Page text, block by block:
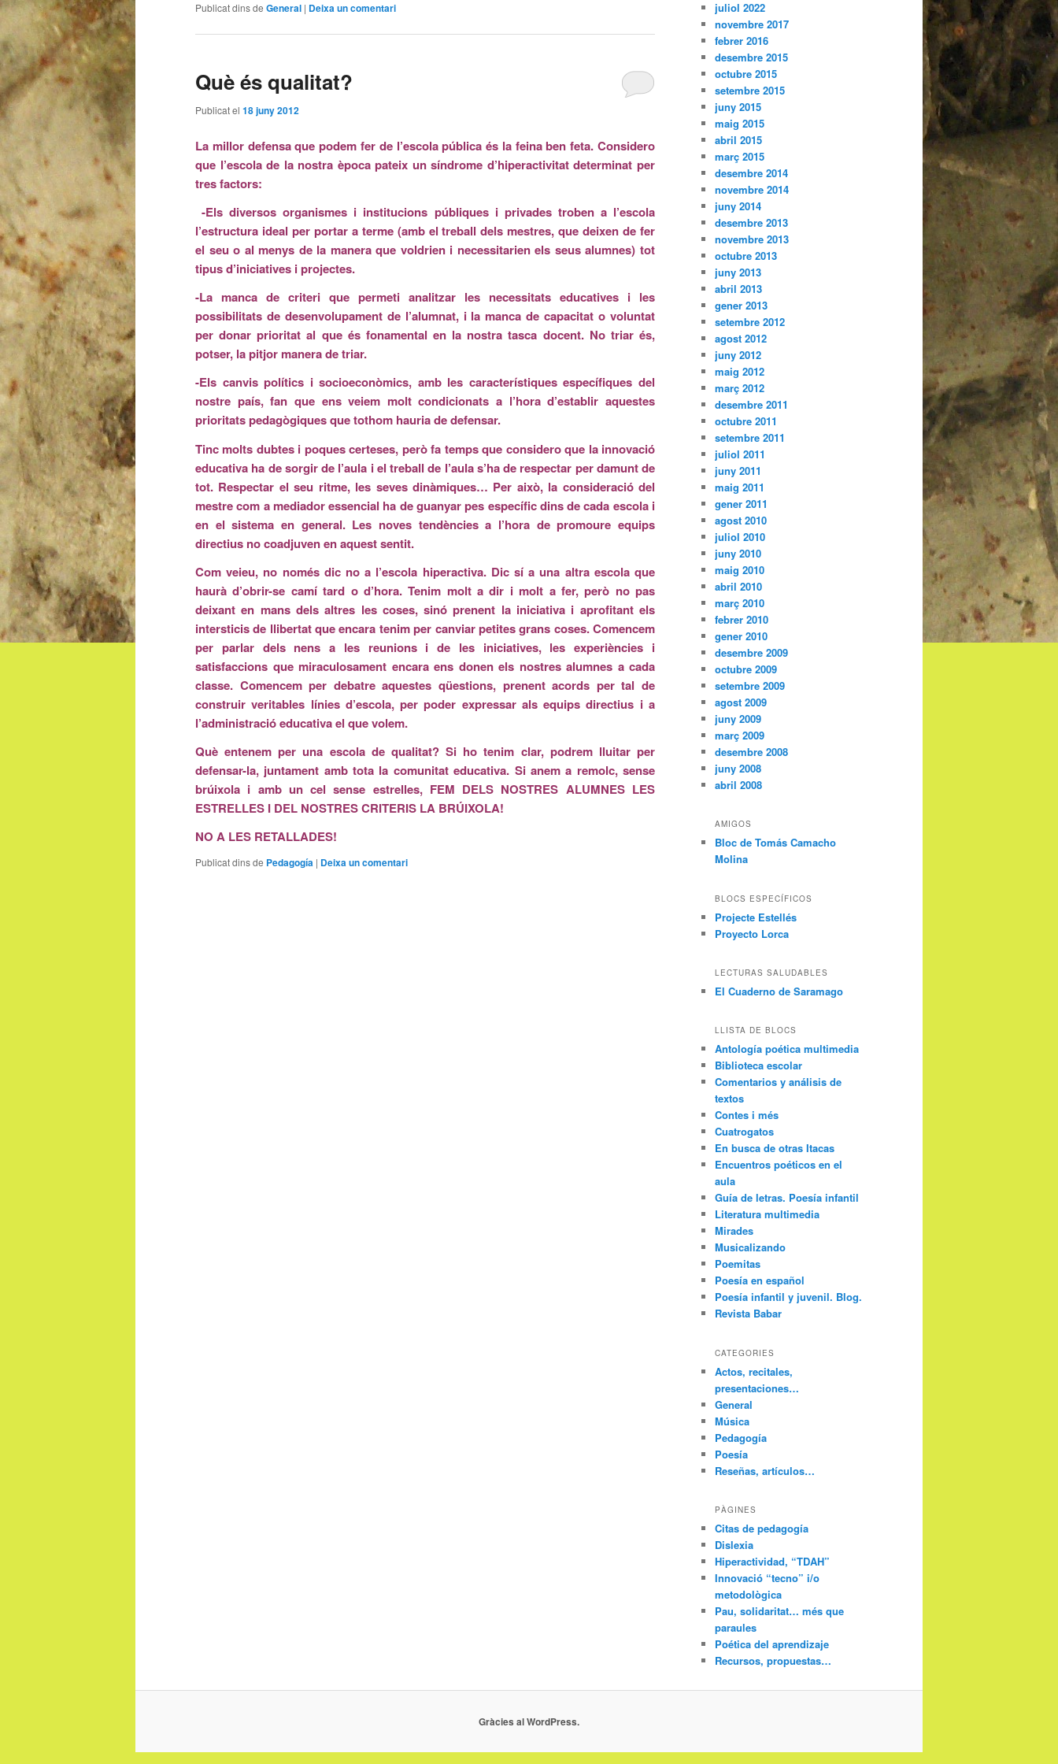
Publicat dins de General | Deixa un comentari
Què és qualitat?
Publicat el 18 juny 2012
La millor defensa que podem fer de l’escola pública és la feina ben feta. Considero
que l’escola de la nostra època pateix un síndrome d’hiperactivitat determinat per
tres factors:
-Els diversos organismes i institucions públiques i privades troben a l’escola
l’estructura ideal per portar a terme (amb el treball dels mestres, que deixen de fer
el seu o al menys de la manera que voldrien i necessitarien els seus alumnes) tot
tipus d’iniciatives i projectes.
-La manca de criteri que permeti analitzar les necessitats educatives i les
possibilitats de desenvolupament de l’alumnat, i la manca de capacitat o voluntat
per donar prioritat al que és fonamental en la nostra tasca docent. No triar és,
potser, la pitjor manera de triar.
-Els canvis polítics i socioeconòmics, amb les característiques específiques del
nostre país, fan que ens veiem molt condicionats a l’hora d’establir aquestes
prioritats pedagògiques que tothom hauria de defensar.
Tinc molts dubtes i poques certeses, però fa temps que considero que la innovació
educativa ha de sorgir de l’aula i el treball de l’aula s’ha de respectar per damunt de
tot. Respectar el seu ritme, les seves dinàmiques… Per això, la consideració del
mestre com a mediador essencial ha de guanyar pes específic dins de cada escola i
en el sistema en general. Les noves tendències a l’hora de promoure equips
directius no coadjuven en aquest sentit.
Com veieu, no només dic no a l’escola hiperactiva. Dic sí a una altra escola que
haurà d’obrir-se camí tard o d’hora. Tenim molt a dir i molt a fer, però no pas
deixant en mans dels altres les coses, sinó prenent la iniciativa i aprofitant els
intersticis de llibertat que encara tenim per canviar petites grans coses. Comencem
per parlar dels nens a les reunions i de les iniciatives, les experiències i
satisfaccions que miraculosament encara ens donen els nostres alumnes a cada
classe. Comencem per debatre aquestes qüestions, prenent acords per tal de
construir veritables línies d’escola, per poder expressar als equips directius i a
l’administració educativa el que volem.
Què entenem per una escola de qualitat? Si ho tenim clar, podrem lluitar per
defensar-la, juntament amb tota la comunitat educativa. Si anem a remolc, sense
brúixola i amb un cel sense estrelles, FEM DELS NOSTRES ALUMNES LES
ESTRELLES I DEL NOSTRES CRITERIS LA BRÚIXOLA!
NO A LES RETALLADES!
Publicat dins de Pedagogía | Deixa un comentari
juliol 2022
novembre 2017
febrer 2016
desembre 2015
octubre 2015
setembre 2015
juny 2015
maig 2015
abril 2015
març 2015
desembre 2014
novembre 2014
juny 2014
desembre 2013
novembre 2013
octubre 2013
juny 2013
abril 2013
gener 2013
setembre 2012
agost 2012
juny 2012
maig 2012
març 2012
desembre 2011
octubre 2011
setembre 2011
juliol 2011
juny 2011
maig 2011
gener 2011
agost 2010
juliol 2010
juny 2010
maig 2010
abril 2010
març 2010
febrer 2010
gener 2010
desembre 2009
octubre 2009
setembre 2009
agost 2009
juny 2009
març 2009
desembre 2008
juny 2008
abril 2008
AMIGOS
Bloc de Tomás Camacho
Molina
BLOCS ESPECÍFICOS
Projecte Estellés
Proyecto Lorca
LECTURAS SALUDABLES
El Cuaderno de Saramago
LLISTA DE BLOCS
Antología poética multimedia
Biblioteca escolar
Comentarios y análisis de
textos
Contes i més
Cuatrogatos
En busca de otras Itacas
Encuentros poéticos en el
aula
Guía de letras. Poesía infantil
Literatura multimedia
Mirades
Musicalizando
Poemitas
Poesía en español
Poesía infantil y juvenil. Blog.
Revista Babar
CATEGORIES
Actos, recitales,
presentaciones…
General
Música
Pedagogía
Poesía
Reseñas, artículos…
PÀGINES
Citas de pedagogía
Dislexia
Hiperactividad, “TDAH”
Innovació “tecno” i/o
metodològica
Pau, solidaritat… més que
paraules
Poética del aprendizaje
Recursos, propuestas…
Gràcies al WordPress.